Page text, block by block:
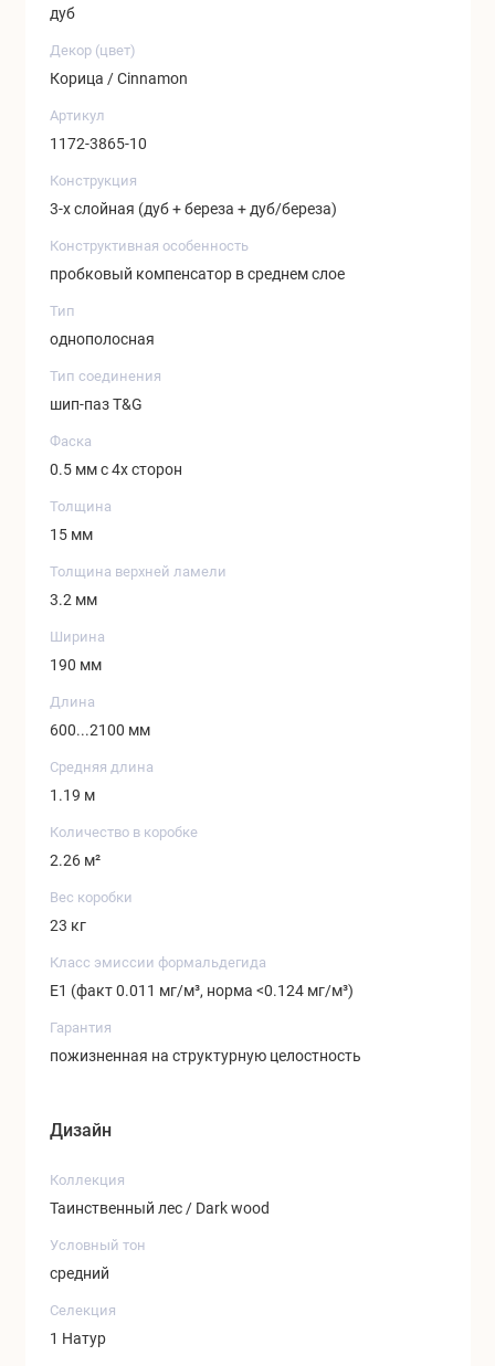
дуб
Декор (цвет)
Корица / Cinnamon
Артикул
1172-3865-10
Конструкция
3-х слойная (дуб + береза + дуб/береза)
Конструктивная особенность
пробковый компенсатор в среднем слое
Тип
однополосная
Тип соединения
шип-паз T&G
Фаска
0.5 мм с 4х сторон
Толщина
15 мм
Толщина верхней ламели
3.2 мм
Ширина
190 мм
Длина
600...2100 мм
Средняя длина
1.19 м
Количество в коробке
2.26 м²
Вес коробки
23 кг
Класс эмиссии формальдегида
Е1 (факт 0.011 мг/м³, норма <0.124 мг/м³)
Гарантия
пожизненная на структурную целостность
Дизайн
Коллекция
Таинственный лес / Dark wood
Условный тон
средний
Селекция
1 Натур